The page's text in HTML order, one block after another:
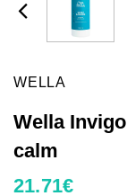
WELLA
Wella
calm
21.71€